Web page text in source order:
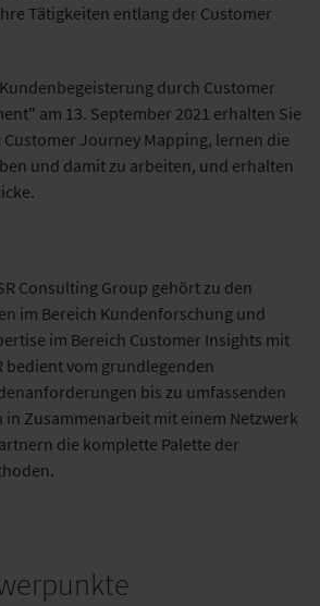
Tätigkeiten entlang der Customer
durch Customer
am 13. September 2021 erhalten Sie
Journey Mapping, lernen die
und damit zu arbeiten, und erhalten
Consulting Group gehört zu den
im Bereich Kundenforschung und
im Bereich Customer Insights mit
bedient vom grundlegenden
bis zu umfassenden
in Zusammenarbeit mit einem Netzwerk
die komplette Palette der